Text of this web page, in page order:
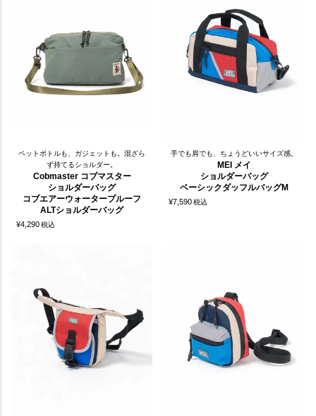
ペットボトルも、ガジェットも。混ざら
ず持てるショルダー。
Cobmaster コブマスター
ショルダーバッグ
コブエアーウォータープルーフ
ALTショルダーバッグ
¥4,290税込
手でも肩でも、ちょうどいいサイズ感。
MEI メイ
ショルダーバッグ
ベーシックダッフルバッグM
¥7,590税込